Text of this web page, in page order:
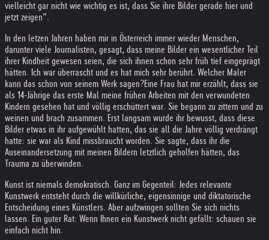
vielleicht gar nicht wie wichtig es ist, dass Sie ihre Bilder gerade hier und
jetzt zeigen”.
In den letzen Jahren haben mir in Österreich immer wieder Menschen,
darunter viele Journalisten, gesagt, dass meine Bilder ein wesentlicher Teil
ihrer Kindheit gewesen seien, die sich ihnen schon sehr früh tief eingeprägt
hätten. Ich war überrascht und es hat mich sehr berührt. Welcher Maler
kann das schon von seinem Werk sagen?Eine Frau hat mir erzählt, dass sie
als 14-Jährige das erste Mal meine frühen Arbeiten mit den verwundeten
Kindern gesehen hat und völlig erschüttert war. Sie begann zu zittern und zu
weinen und brach zusammen. Erst langsam wurde ihr bewusst, dass diese
Bilder etwas in ihr aufgewühlt hatten, das sie all die Jahre völlig verdrängt
hatte: sie war als Kind missbraucht worden. Sie sagte, dass ihr die
Auseinandersetzung mit meinen Bildern letztlich geholfen hätten, das
Trauma zu überwinden.
Kunst ist niemals demokratisch. Ganz im Gegenteil: Jedes relevante
Kunstwerk entsteht durch die willkürliche, eigensinnige und diktatorische
Entscheidung eines Künstlers. Aber aufzwingen sollten Sie sich nichts
lassen. Ein guter Rat: Wenn Ihnen ein Kunstwerk nicht gefällt: schauen sie
einfach nicht hin.